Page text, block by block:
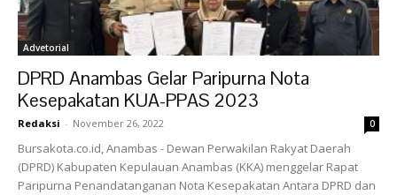
Advetorial
DPRD Anambas Gelar Paripurna Nota
Kesepakatan KUA-PPAS 2023
Redaksi - November 26, 2022 0
Bursakota.co.id, Anambas - Dewan Perwakilan Rakyat Daerah
(DPRD) Kabupaten Kepulauan Anambas (KKA) menggelar Rapat
Paripurna Penandatanganan Nota Kesepakatan Antara DPRD dan